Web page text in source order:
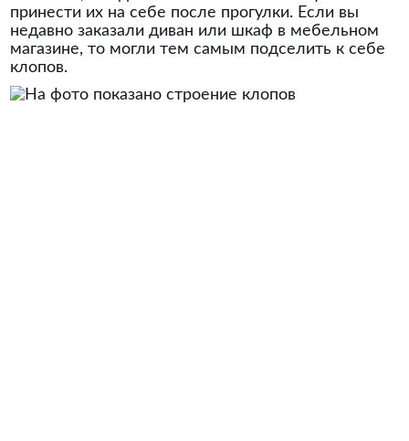
принести их на себе после прогулки. Если вы
недавно заказали диван или шкаф в мебельном
магазине, то могли тем самым подселить к себе
клопов.